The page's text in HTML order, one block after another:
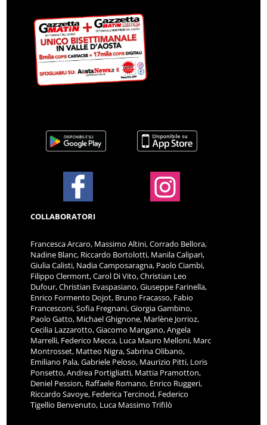
COLLABORATORI
Francesca Arcaro, Massimo Altini, Corrado Bellora,
Nadine Blanc, Riccardo Bortolotti, Manila Calipari,
Giulia Calisti, Nadia Camposaragna, Paolo Ciambi,
Filippo Clermont, Carol Di Vito, Christian Leo
Dufour, Christian Evaspasiano, Giuseppe Farinella,
Enrico Formento Dojot, Bruno Fracasso, Fabio
Francesconi, Sofia Fregnani, Giorgia Gambino,
Paolo Gatto, Michael Ghignone, Marlène Jorrioz,
Cecilia Lazzarotto, Giacomo Mangano, Angela
Marrelli, Federico Mecca, Luca Mauro Melloni, Marc
Montrosset, Matteo Nigra, Sabrina Olibano,
Emiliano Pala, Gabriele Peloso, Maurizio Pitti, Loris
Ponsetto, Andrea Portigliatti, Mattia Pramotton,
Deniel Pession, Raffaele Romano, Enrico Ruggeri,
Riccardo Savoye, Federica Tercinod, Federico
Tigellio Benvenuto, Luca Massimo Trifilò